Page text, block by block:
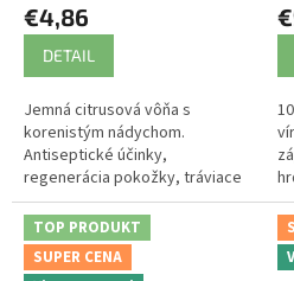
€4,86
DETAIL
Jemná citrusová vôňa s
korenistým nádychom.
Antiseptické účinky,
regenerácia pokožky, tráviace
problémy, nervozita, úzkosť,
stres, apatia.
TOP PRODUKT
SUPER CENA